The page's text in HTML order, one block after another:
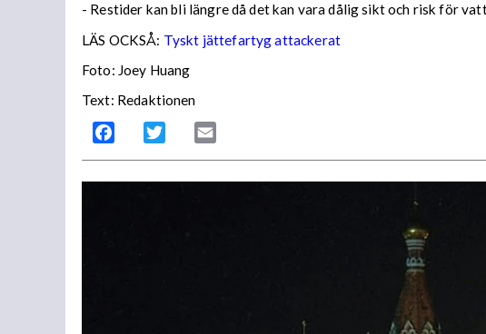
- Restider kan bli längre då det kan vara dålig sikt och risk för
LÄS OCKSÅ: Tyskt jättefartyg attackerat
Foto: Joey Huang
Text: Redaktionen
Facebook Twitter